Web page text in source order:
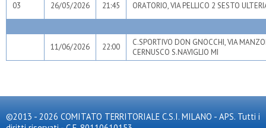
03 26/05/2026 21:45 ORATORIO, VIA PELLICO 2 SESTO
11/06/2026 22:00
C.SPORTIVO DON GNOCCHI, VIA
CERNUSCO S.NAVIGLIO MI
©2013 - 2026 COMITATO TERRITORIALE C.S.I. MILANO - APS. Tutti i